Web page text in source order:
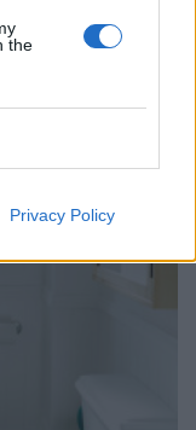
the
Privacy Policy